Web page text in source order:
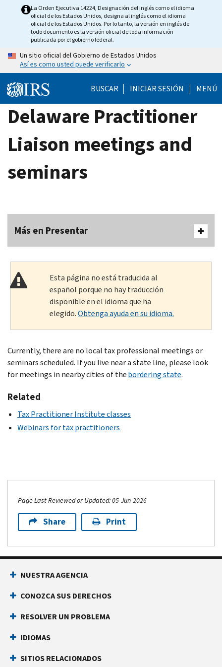
La Orden Ejecutiva 14224, Designación del inglés como el idioma
oficial de los Estados Unidos, designa al inglés como el idioma
oficial de los Estados Unidos. Por lo tanto, la versión en inglés de
todo documento es la versión oficial de toda información
publicada por el gobierno federal.
Un sitio oficial del Gobierno de Estados Unidos
Así es como usted puede verificarlo
BUSCAR INICIAR SESIÓN MENÚ
Delaware Practitioner
Liaison meetings and
seminars
Más en Presentar
Esta página no está traducida al
español porque no hay traducción
disponible en el idioma que ha
elegido.Obtenga ayuda en su idioma.
Currently, there are no local tax professional meetings or
seminars scheduled. If you live near a state line, please look
for meetings in nearby cities of thebordering state.
Related
Tax Practitioner Institute classes
Webinars for tax practitioners
Page Last Reviewed or Updated: 05-Jun-2026
Share Print
NUESTRA AGENCIA
CONOZCA SUS DERECHOS
RESOLVER UN PROBLEMA
IDIOMAS
SITIOS RELACIONADOS